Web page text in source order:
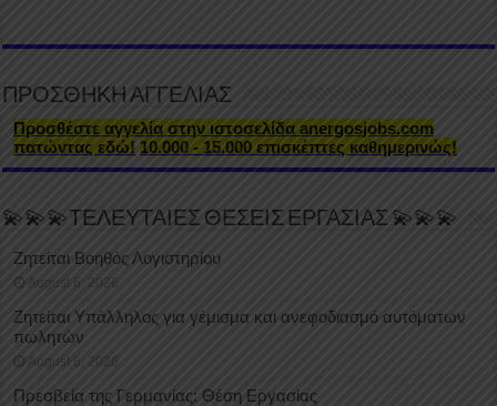
ΠΡΟΣΘΗΚΗ ΑΓΓΕΛΙΑΣ
Προσθέστε αγγελία στην ιστοσελίδα anergosjobs.com
πατώντας εδώ! 10.000 - 15.000 επισκέπτες καθημερινώς!
💫💫💫ΤΕΛΕΥΤΑΙΕΣ ΘΕΣΕΙΣ ΕΡΓΑΣΙΑΣ 💫💫💫
Ζητείται Βοηθός Λογιστηρίου
August 6, 2026
Ζητείται Υπάλληλος για γέμισμα και ανεφοδιασμό αυτόματων
πωλητών
August 6, 2026
Πρεσβεία της Γερμανίας: Θέση Εργασίας